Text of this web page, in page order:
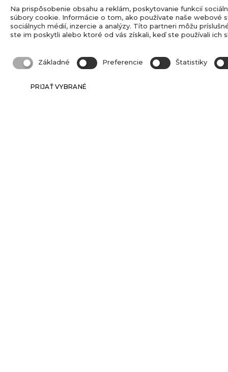
Kontakt
INFORMÁCIE
Na prispôsobenie obsahu a reklám, poskytovanie funkcií
súbory cookie. Informácie o tom, ako používate naše webové
sociálnych médií, inzercie a analýzy. Títo partneri môžu
ste im poskytli alebo ktoré od vás získali, keď ste používali ich
Základné Preferencie Štatistiky
PRIJAŤ VYBRANÉ